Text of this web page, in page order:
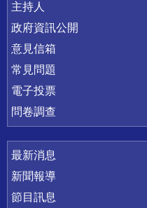
主持人
政府資訊公開
意見信箱
常見問題
電子投票
問卷調查
最新消息
新聞報導
節目訊息